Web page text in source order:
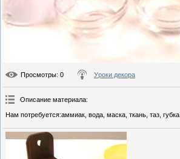
Просмотры: 0 Уроки декора
Описание материала:
Нам потребуется:аммиак, вода, маска, ткань, таз, губка.